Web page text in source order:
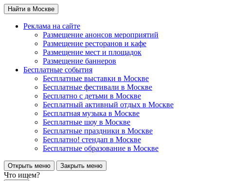
Найти в Москве
Реклама на сайте
Размещение анонсов мероприятий
Размещение ресторанов и кафе
Размещение мест и площадок
Размещение баннеров
Бесплатные события
Бесплатные выставки в Москве
Бесплатные фестивали в Москве
Бесплатно с детьми в Москве
Бесплатный активный отдых в Москве
Бесплатная музыка в Москве
Бесплатные шоу в Москве
Бесплатные праздники в Москве
Бесплатно! стендап в Москве
Бесплатные образование в Москве
Открыть меню Закрыть меню
Что ищем?